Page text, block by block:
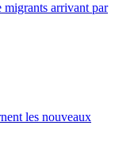
migrants arrivant par
les nouveaux